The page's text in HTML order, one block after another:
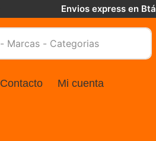
Envios express en Btá
Contacto Mi cuenta